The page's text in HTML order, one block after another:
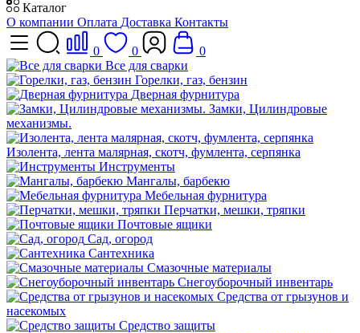
Каталог
О компании Оплата Доставка Контакты
0 0
0
Все для сварки
Горелки, газ, бензин
Дверная фурнитура
Замки, Цилиндровые
механизмы.
Изолента, лента малярная, скотч, фумлента, серпянка
Инструменты
Мангалы, барбекю
Мебельная фурнитура
Перчатки, мешки, тряпки
Почтовые ящики
Сад, огород
Сантехника
Смазочные материалы
Снегоуборочный инвентарь
Средства от грызунов и
насекомых
Средство защиты